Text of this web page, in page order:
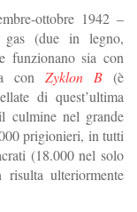
ottobre 1942 –
(due in legno,
funzionano sia con
conZyklon B (è
di quest’ultima
culmine nel grande
prigionieri, in tutti
(18.000 nel solo
ulteriormente